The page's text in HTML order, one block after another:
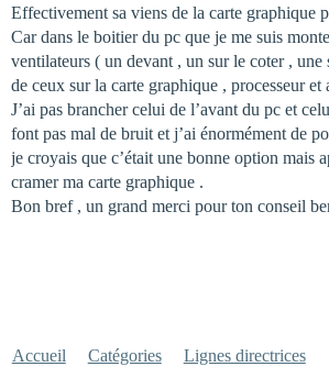
Effectivement sa viens de la carte graphique
Car dans le boitier du pc que je me suis
ventilateurs ( un devant , un sur le coter , une
de ceux sur la carte graphique , processeur et
J’ai pas brancher celui de l’avant du pc et
font pas mal de bruit et j’ai énormément de
je croyais que c’était une bonne option mais
cramer ma carte graphique .
Bon bref , un grand merci pour ton conseil
Accueil Catégories Lignes directrices